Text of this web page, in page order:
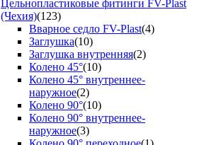
Цельнопластиковые фитинги FV-Plast
(Чехия)(123)
Вварное седло FV-Plast(4)
Заглушка(10)
Заглушка внутренняя(2)
Колено 45°(10)
Колено 45° внутреннее-
наружное(2)
Колено 90°(10)
Колено 90° внутреннее-
наружное(3)